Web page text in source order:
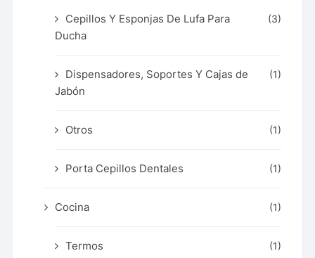
Cepillos Y Esponjas De Lufa Para
Ducha
(3)
Dispensadores, Soportes Y Cajas de
Jabón
(1)
Otros (1)
Porta Cepillos Dentales (1)
Cocina (1)
Termos (1)